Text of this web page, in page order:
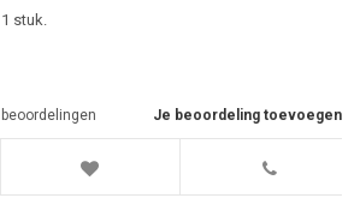
stuk.
Je beoordeling toevoegen
beoordelingen